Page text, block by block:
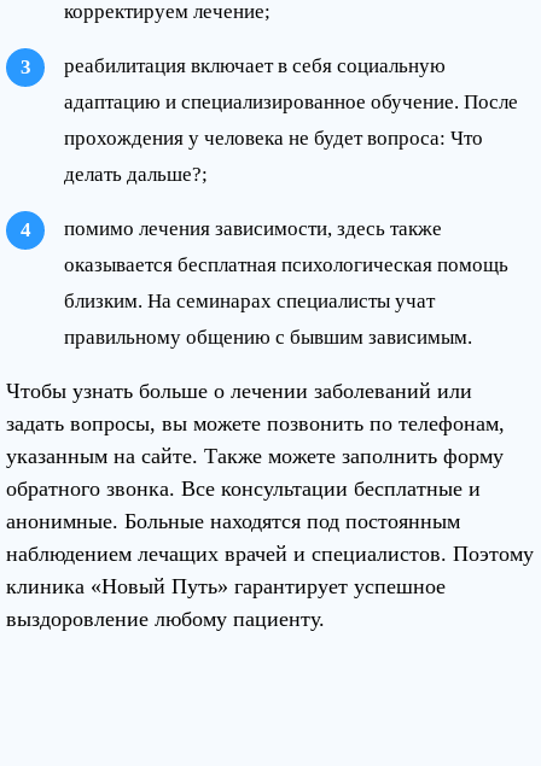
корректируем лечение;
реабилитация включает в себя социальную
адаптацию и специализированное обучение. После
прохождения у человека не будет вопроса: Что
делать дальше?;
помимо лечения зависимости, здесь также
оказывается бесплатная психологическая помощь
близким. На семинарах специалисты учат
правильному общению с бывшим зависимым.
Чтобы узнать больше о лечении заболеваний или
задать вопросы, вы можете позвонить по телефонам,
указанным на сайте. Также можете заполнить форму
обратного звонка. Все консультации бесплатные и
анонимные. Больные находятся под постоянным
наблюдением лечащих врачей и специалистов. Поэтому
клиника «Новый Путь» гарантирует успешное
выздоровление любому пациенту.